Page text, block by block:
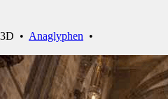
• Anaglyphen •